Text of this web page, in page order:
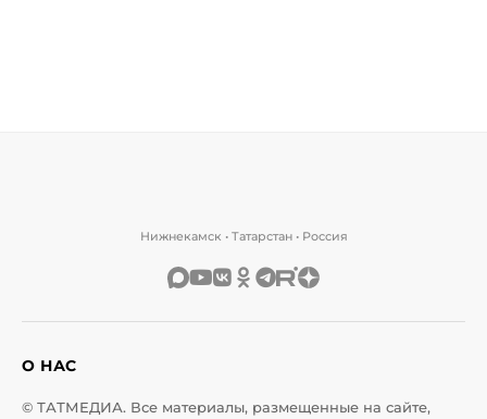
Нижнекамск • Татарстан • Россия
О НАС
© ТАТМЕДИА. Все материалы, размещенные на сайте,